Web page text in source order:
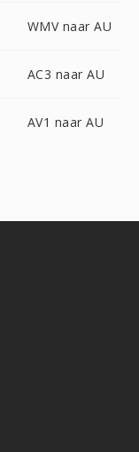
WMV naar AU
AC3 naar AU
AV1 naar AU